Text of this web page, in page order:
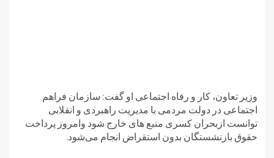
وزیر تعاون، کار و رفاه اجتماعی او گفت: سازمان فراهم
اجتماعی در دولت مردمی با مدیریت راهبردی و انقلابی
توانست ازبحران کسری منبع های خارج شود وامروز پرداخت
حقوق بازنشستگان بدون استقراض انجام می‌شود.